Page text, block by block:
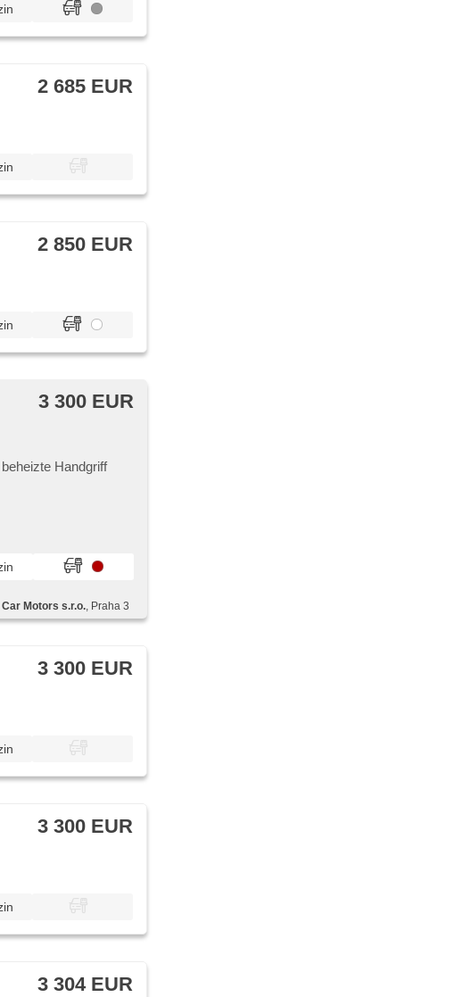
2 685 EUR
2 850 EUR
3 300 EUR
Handgriff
Car Motors s.r.o., Praha 3
3 300 EUR
3 300 EUR
3 304 EUR